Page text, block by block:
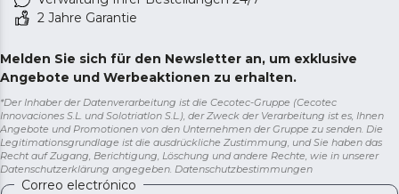
2 Jahre Garantie
Melden Sie sich für den Newsletter an, um exklusive
Angebote und Werbeaktionen zu erhalten.
*Der Inhaber der Datenverarbeitung ist die Cecotec-Gruppe (Cecotec
Innovaciones S.L. und Solotriatlon S.L.), der Zweck der Verarbeitung ist es, Ihnen
Angebote und Promotionen von den Unternehmen der Gruppe zu senden. Die
Legitimationsgrundlage ist die ausdrückliche Zustimmung, und Sie haben das
Recht auf Zugang, Berichtigung, Löschung und andere Rechte, wie in unserer
Datenschutzerklärung angegeben. Datenschutzbestimmungen
Correo electrónico